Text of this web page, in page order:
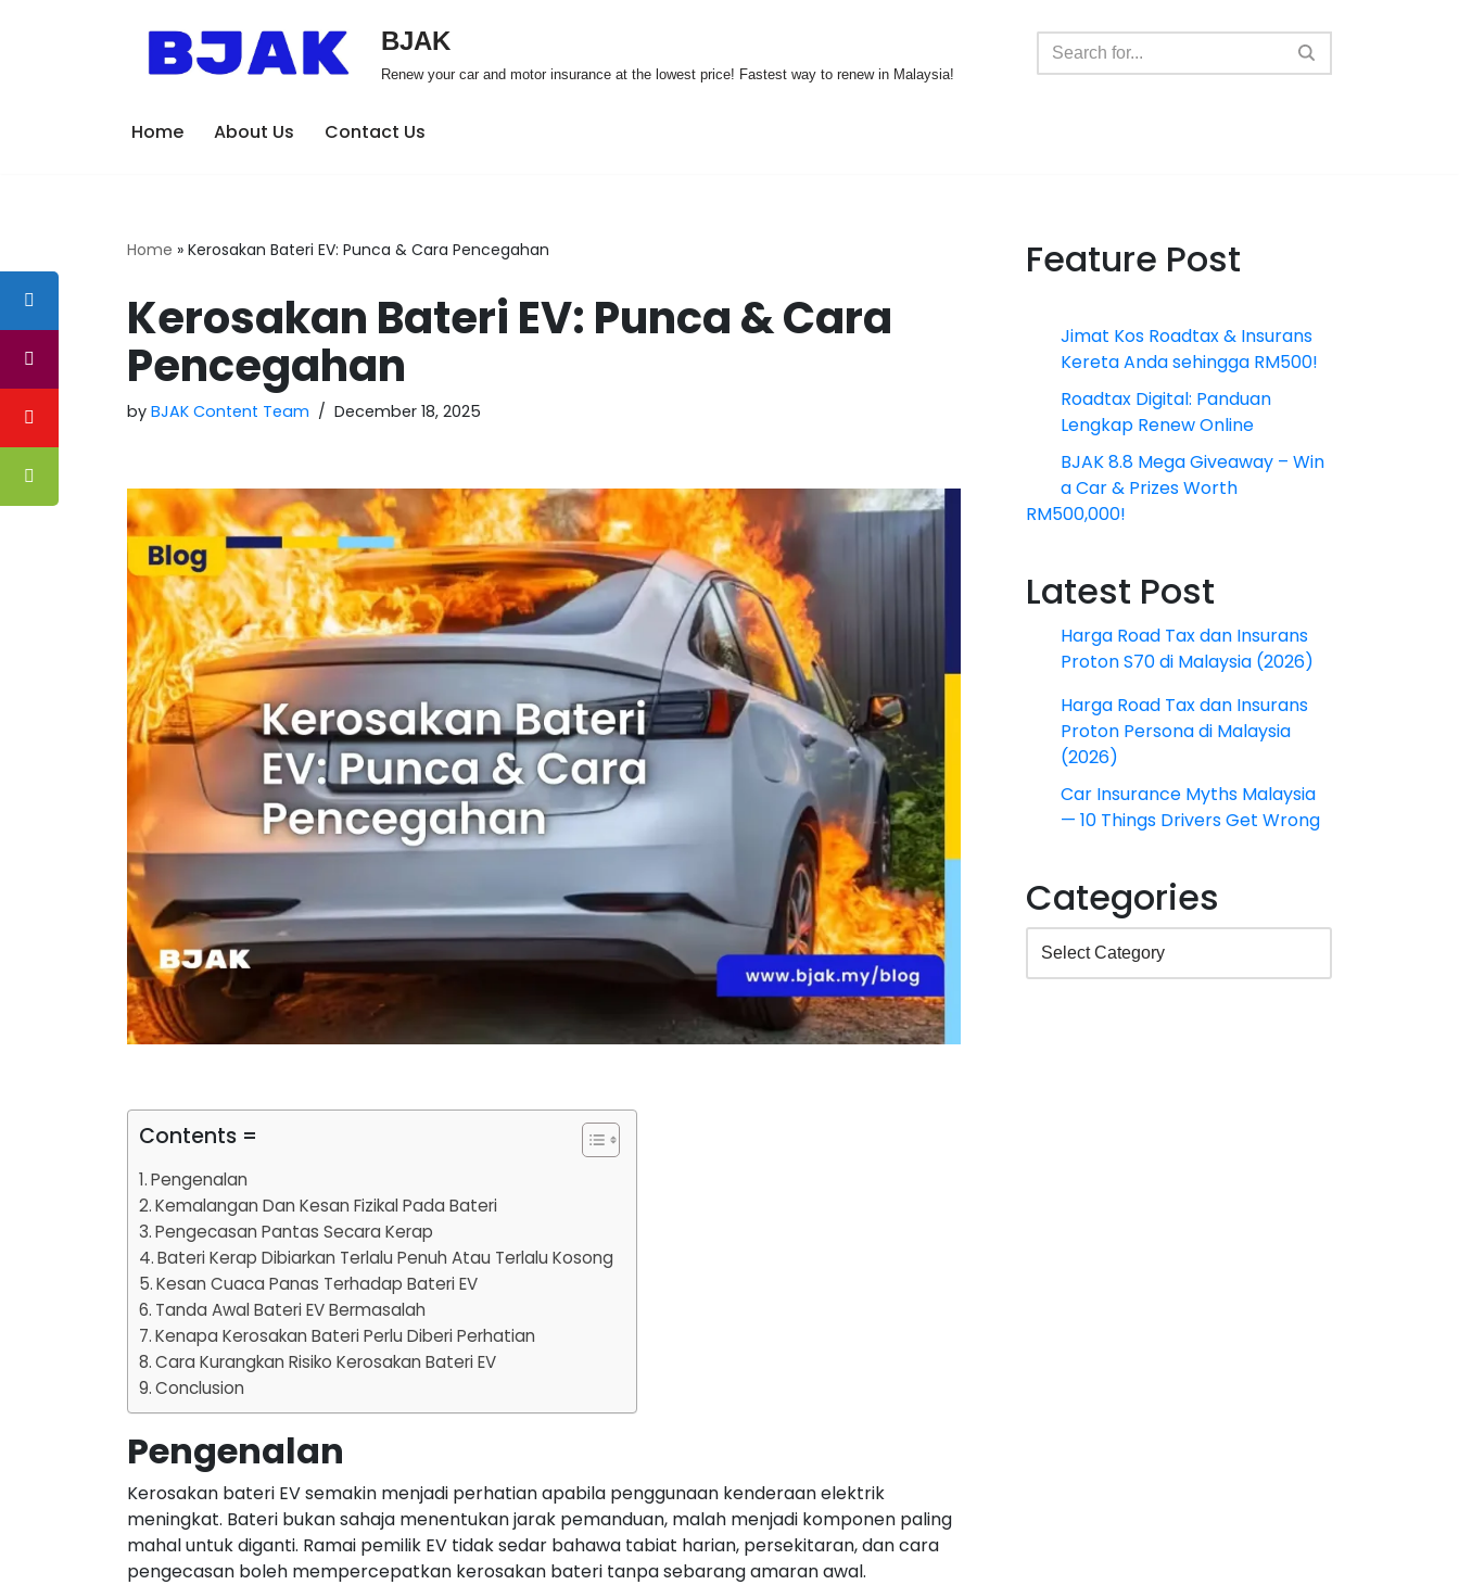
BJAK
Renew your car and motor insurance at the lowest price! Fastest way to renew in Malaysia!
Home About Us Contact Us
Home » Kerosakan Bateri EV: Punca & Cara Pencegahan
Kerosakan Bateri EV: Punca & Cara
Pencegahan
by BJAK Content Team December 18, 2025
Contents =
Pengenalan
Kemalangan Dan Kesan Fizikal Pada Bateri
Pengecasan Pantas Secara Kerap
Bateri Kerap Dibiarkan Terlalu Penuh Atau Terlalu Kosong
Kesan Cuaca Panas Terhadap Bateri EV
Tanda Awal Bateri EV Bermasalah
Kenapa Kerosakan Bateri Perlu Diberi Perhatian
Cara Kurangkan Risiko Kerosakan Bateri EV
Conclusion
Pengenalan
Kerosakan bateri EV semakin menjadi perhatian apabila penggunaan kenderaan elektrik
meningkat. Bateri bukan sahaja menentukan jarak pemanduan, malah menjadi komponen paling
mahal untuk diganti. Ramai pemilik EV tidak sedar bahawa tabiat harian, persekitaran, dan cara
pengecasan boleh mempercepatkan kerosakan bateri tanpa sebarang amaran awal.
Feature Post
Jimat Kos Roadtax & Insurans
Kereta Anda sehingga RM500!
Roadtax Digital: Panduan
Lengkap Renew Online
BJAK 8.8 Mega Giveaway – Win
a Car & Prizes Worth
RM500,000!
Latest Post
Harga Road Tax dan Insurans
Proton S70 di Malaysia (2026)
Harga Road Tax dan Insurans
Proton Persona di Malaysia
(2026)
Car Insurance Myths Malaysia
— 10 Things Drivers Get Wrong
Categories